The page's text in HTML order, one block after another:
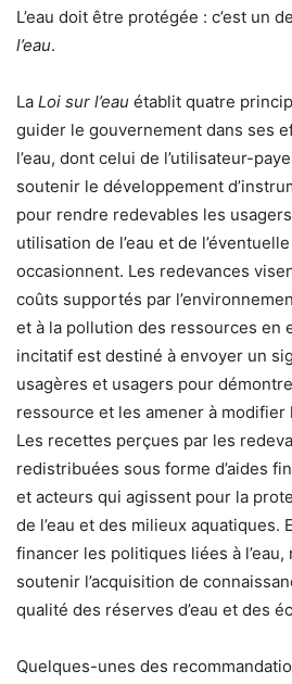
L’eau doit être protégée : c’est un
l’eau.
La Loi sur l’eau établit quatre
guider le gouvernement dans ses
l’eau, dont celui de l’utilisateur-
soutenir le développement
pour rendre redevables les
utilisation de l’eau et de
occasionnent. Les redevances
coûts supportés par
et à la pollution des ressources en
incitatif est destiné à envoyer un
usagères et usagers pour
ressource et les amener à
Les recettes perçues par les
redistribuées sous forme d’aides
et acteurs qui agissent pour la
de l’eau et des milieux aquatiques.
financer les politiques liées à
soutenir l’acquisition de
qualité des réserves d’eau et des
Quelques-unes des